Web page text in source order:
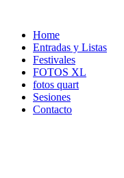
contenidoHome
Entradas y Listas
Festivales
FOTOS XL
fotos quart
Sesiones
Contacto